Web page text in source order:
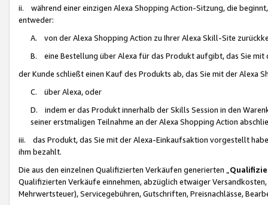
ii. während einer einzigen Alexa Shopping Action-Sitzung, die
entweder:
A. von der Alexa Shopping Action zu Ihrer Alexa Skill-Site
B. eine Bestellung über Alexa für das Produkt aufgibt, das Sie mit
der Kunde schließt einen Kauf des Produkts ab, das Sie mit der Alexa
C. über Alexa, oder
D. indem er das Produkt innerhalb der Skills Session in den
seiner erstmaligen Teilnahme an der Alexa Shopping Action
iii. das Produkt, das Sie mit der Alexa-Einkaufsaktion vorgestellt
ihm bezahlt.
Die aus den einzelnen Qualifizierten Verkäufen generierten „
Qualifizierten Verkäufe einnehmen, abzüglich etwaiger
Mehrwertsteuer), Servicegebühren, Gutschriften, Preisnachlässe,